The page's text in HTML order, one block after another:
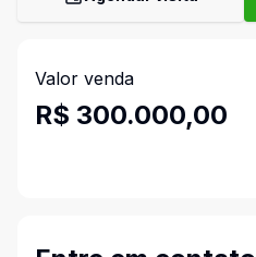
Valor venda
R$ 300.000,00